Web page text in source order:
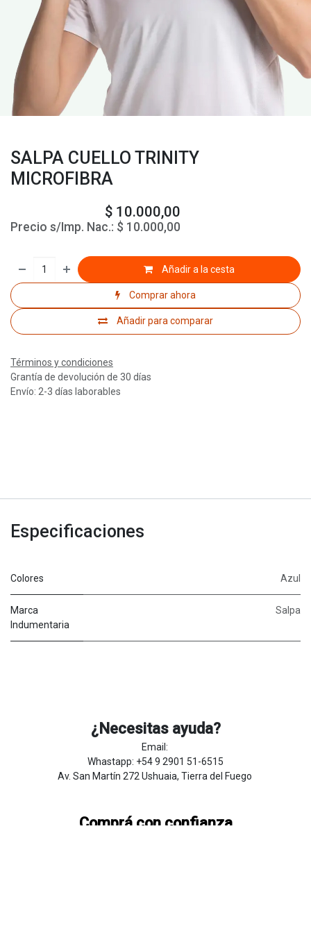
SALPA CUELLO TRINITY
MICROFIBRA
$ 10.000,00
Precio s/Imp. Nac.: $ 10.000,00
Añadir a la cesta
Comprar ahora
Añadir para comparar
Términos y condiciones
Grantía de devolución de 30 días
Envío: 2-3 días laborables
Especificaciones
Colores Azul
Marca
Indumentaria
Salpa
¿Necesitas ayuda?
Email:
Whastapp: +54 9 2901 51-6515
Av. San Martín 272 Ushuaia, Tierra del Fuego
Comprá con confianza